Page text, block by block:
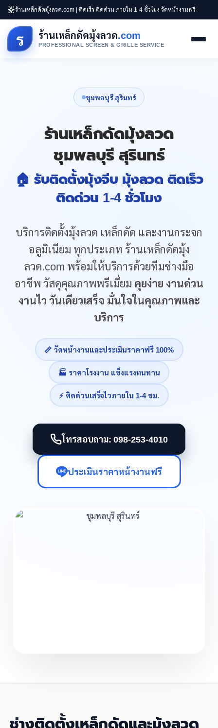
ร้านเหล็กดัดมุ้งลวด.com | ติดเร็ว ติดด่วน ภายใน 1-4 ชั่วโมง วัดหน้างานฟรี
ร ร้านเหล็กดัดมุ้งลวด.com
PROFESSIONAL SCREEN & GRILLE SERVICE
ชุมพลบุรี สุรินทร์
ร้านเหล็กดัดมุ้งลวด
ชุมพลบุรี สุรินทร์
🏠 รับติดตั้งมุ้งจีบ มุ้งลวด ติดเร็ว
ติดด่วน 1-4 ชั่วโมง
บริการติดตั้งมุ้งลวด เหล็กดัด และงานกระจก
อลูมิเนียม ทุกประเภท ร้านเหล็กดัดมุ้ง
ลวด.com พร้อมให้บริการด้วยทีมช่างมือ
อาชีพ วัสดุคุณภาพพรีเมี่ยม คุยง่าย งานด่วน
งานไว วันเดียวเสร็จ มั่นใจในคุณภาพและ
บริการ
📏 วัดหน้างานและประเมินราคาฟรี 100%
🏭 ราคาโรงงาน แข็งแรงทนทาน
⚡ ติดด่วนเสร็จไวภายใน 1-4 ชม.
โทรสอบถาม: 098-253-4010
ประเมินราคาหน้างานฟรี